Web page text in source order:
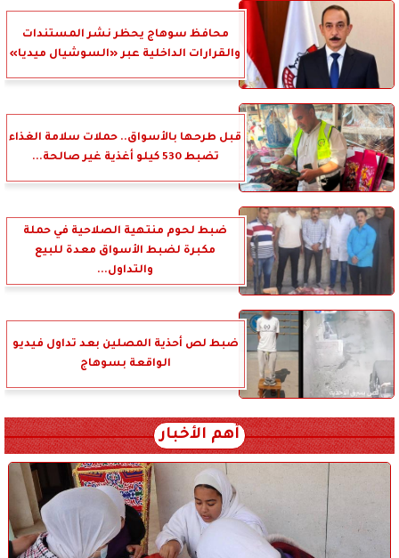
محافظ سوهاج يحظر نشر المستندات
والقرارات الداخلية عبر «السوشيال ميديا»
قبل طرحها بالأسواق.. حملات سلامة الغذاء
تضبط 530 كيلو أغذية غير صالحة...
ضبط لحوم منتهية الصلاحية في حملة
مكبرة لضبط الأسواق معدة للبيع
والتداول...
ضبط لص أحذية المصلين بعد تداول فيديو
الواقعة بسوهاج
أهم الأخبار